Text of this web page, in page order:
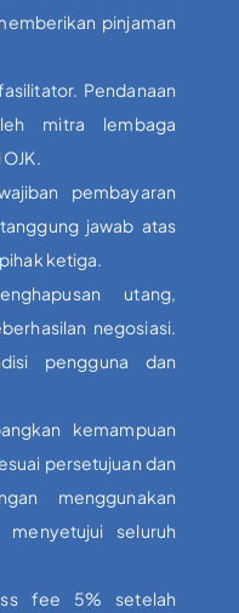
pinjaman
Pendanaan
mitra lembaga
pembayaran
jawab atas
ketiga.
utang,
negosiasi.
pengguna dan
kemampuan
persetujuan dan
menggunakan
menyetujui seluruh
fee 5% setelah